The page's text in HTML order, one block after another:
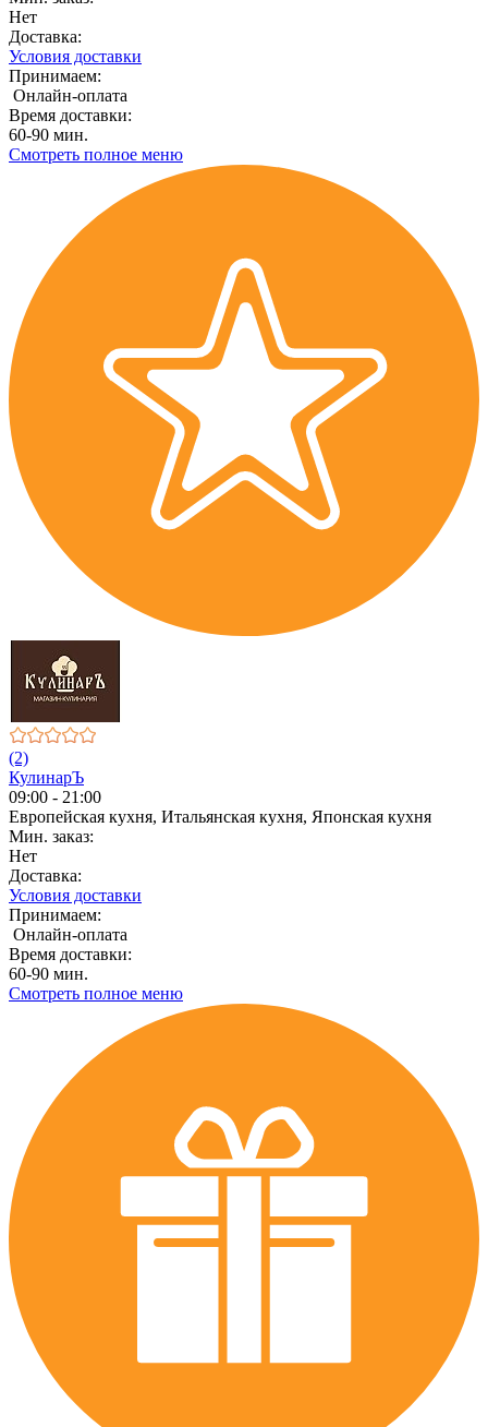
Нет
Доставка:
Условия доставки
Принимаем:
Онлайн-оплата
Время доставки:
60-90 мин.
Смотреть полное меню
(2)
КулинарЪ
09:00 - 21:00
Европейская кухня, Итальянская кухня, Японская кухня
Мин. заказ:
Нет
Доставка:
Условия доставки
Принимаем:
Онлайн-оплата
Время доставки:
60-90 мин.
Смотреть полное меню